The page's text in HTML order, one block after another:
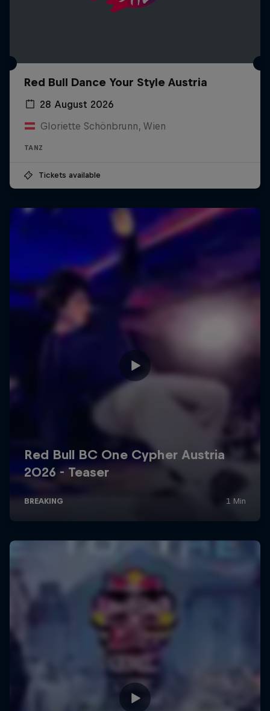
Red Bull Dance Your Style Austria
28 August 2026
Gloriette Schönbrunn, Wien
TANZ
Tickets available